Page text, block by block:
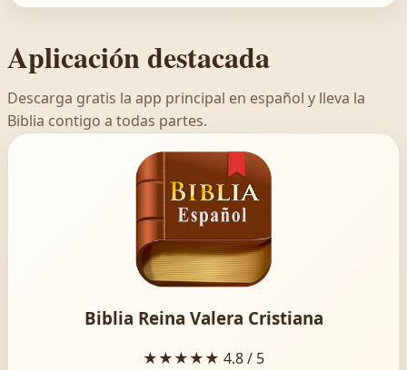
Aplicación destacada
Descarga gratis la app principal en español y lleva la
Biblia contigo a todas partes.
Biblia Reina Valera Cristiana
★★★★★ 4.8 / 5